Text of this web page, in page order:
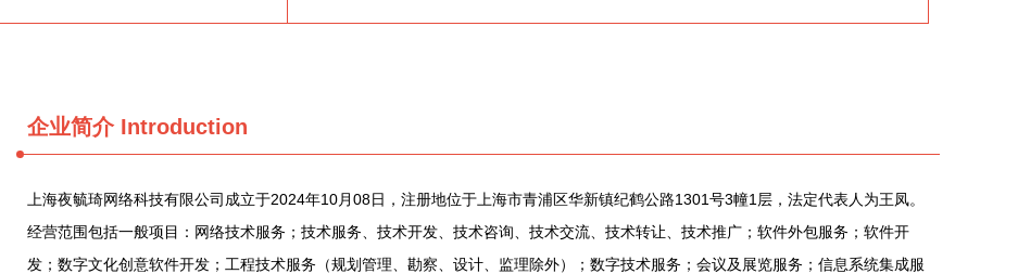
企业简介Introduction
上海夜毓琦网络科技有限公司成立于2024年10月08日，注册地位于上海市青浦区华新镇纪鹤公路1301号3幢1层，法定代表人为王凤。
经营范围包括一般项目：网络技术服务；技术服务、技术开发、技术咨询、技术交流、技术转让、技术推广；软件外包服务；软件开
发；数字文化创意软件开发；工程技术服务（规划管理、勘察、设计、监理除外）；数字技术服务；会议及展览服务；信息系统集成服